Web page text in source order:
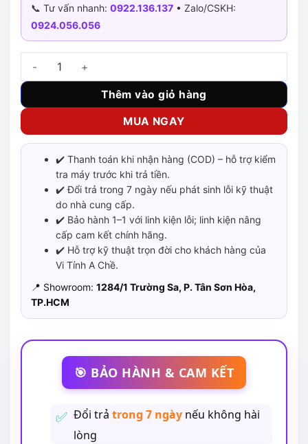
📞 Tư vấn nhanh: 0922.136.137 • Zalo/CSKH:
0924.056.056
Dell Precision 5570 – i9-12900H | RTX A2000 số lượng
Thêm vào giỏ hàng
MUA NGAY
✔️ Thanh toán khi nhận hàng (COD) – hỗ trợ kiểm
tra máy trước khi trả tiền.
✔️ Đổi trả trong 7 ngày nếu phát sinh lỗi kỹ thuật
do nhà cung cấp.
✔️ Bảo hành 1–1 với linh kiện lỗi; linh kiện nâng
cấp cam kết chính hãng.
✔️ Hỗ trợ kỹ thuật trọn đời cho khách hàng của
Vi Tính A Chề.
📍 Showroom: 1284/1 Trường Sa, P. Tân Sơn Hòa,
TP.HCM
🎯 BẢO HÀNH & CAM KẾT
Đổi trả trong 7 ngàynếu không hài
lòng